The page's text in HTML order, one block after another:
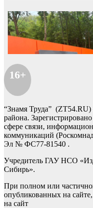
16+
“Знамя Труда” (ZT54.RU)
района.
сфере связи,
коммуникаций
Эл № ФС77-81540 .
Учредитель ГАУ НСО
Сибирь».
При полном или
опубликованных на
на сайт